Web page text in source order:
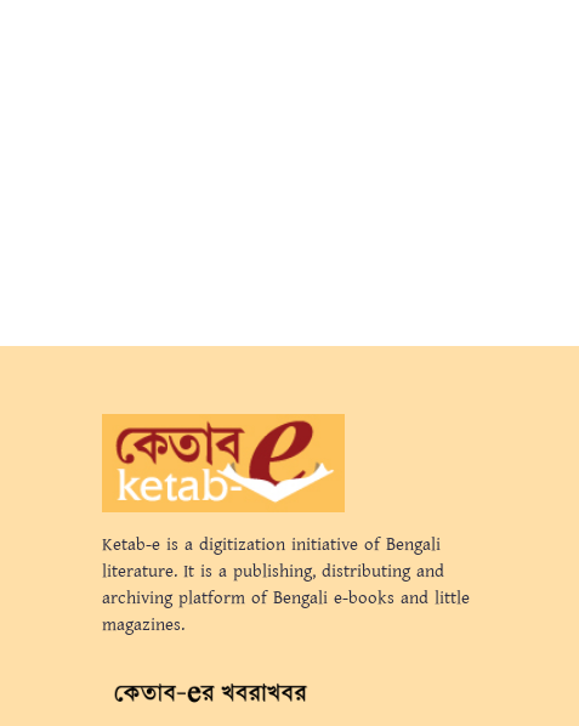
Ketab-e is a digitization initiative of Bengali
literature. It is a publishing, distributing and
archiving platform of Bengali e-books and little
magazines.